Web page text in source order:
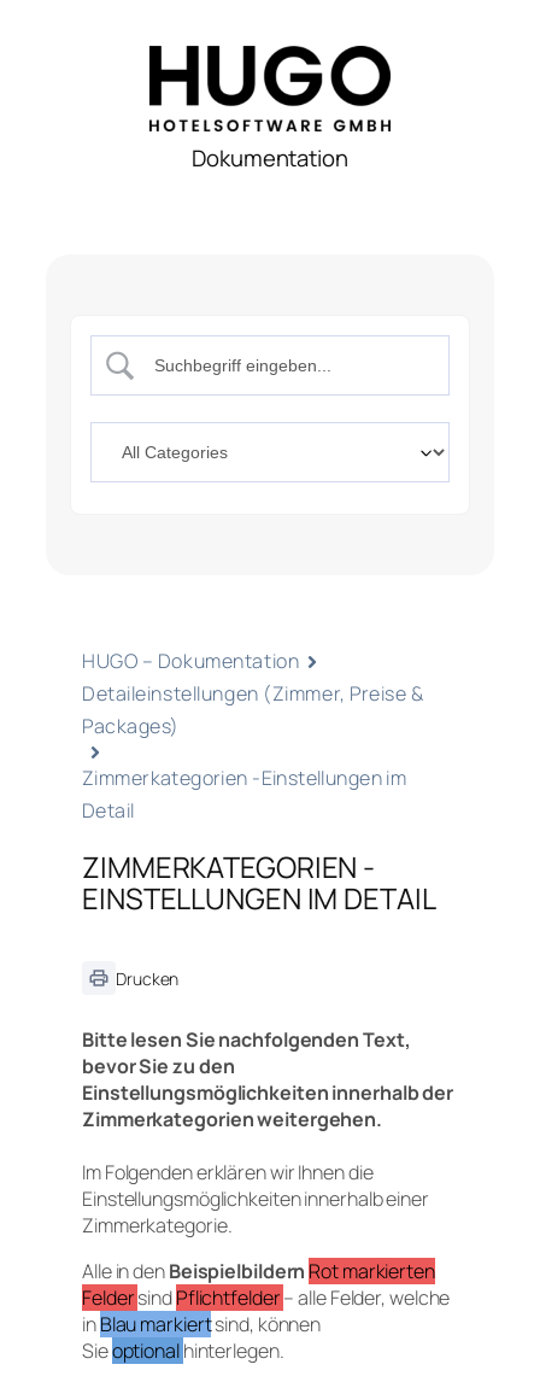
Dokumentation
HUGO – Dokumentation
Detaileinstellungen (Zimmer, Preise &
Packages)
Zimmerkategorien -Einstellungen im
Detail
ZIMMERKATEGORIEN -
EINSTELLUNGEN IM DETAIL
Drucken
Bitte lesen Sie nachfolgenden Text,
bevor Sie zu den
Einstellungsmöglichkeiten innerhalb der
Zimmerkategorien weitergehen.
Im Folgenden erklären wir Ihnen die
Einstellungsmöglichkeiten innerhalb einer
Zimmerkategorie.
Alle in denBeispielbildern Rot markierten
FeldersindPflichtfelder– alle Felder, welche
inBlau markiertsind, können
Sieoptionalhinterlegen.